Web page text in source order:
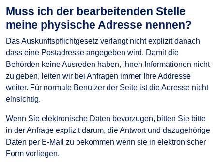
Muss ich der bearbeitenden Stelle
meine physische Adresse nennen?
Das Auskunftspflichtgesetz verlangt nicht explizit danach,
dass eine Postadresse angegeben wird. Damit die
Behörden keine Ausreden haben, ihnen Informationen nicht
zu geben, leiten wir bei Anfragen immer Ihre Addresse
weiter. Für normale Benutzer der Seite ist die Adresse nicht
einsichtig.
Wenn Sie elektronische Daten bevorzugen, bitten Sie bitte
in der Anfrage explizit darum, die Antwort und dazugehörige
Daten per E-Mail zu bekommen wenn sie in elektronischer
Form vorliegen.